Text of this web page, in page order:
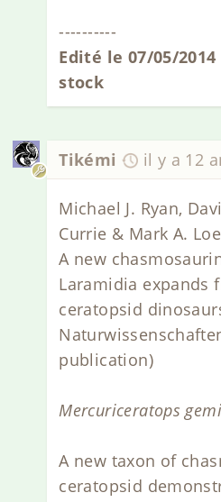
----------
Edité le 07/05/
stock
Tikémi il y a 12
Michael J. Ryan,
Currie & Mark A.
A new
Laramidia expands
ceratopsid
publication)
Mercuriceratops
A new taxon of
ceratopsid